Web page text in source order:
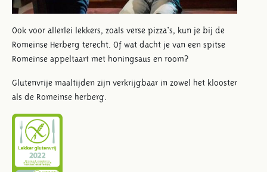
Ook voor allerlei lekkers, zoals verse pizza's, kun je bij de
Romeinse Herberg terecht. Of wat dacht je van een spitse
Romeinse appeltaart met honingsaus en room?
Glutenvrije maaltijden zijn verkrijgbaar in zowel het klooster
als de Romeinse herberg.